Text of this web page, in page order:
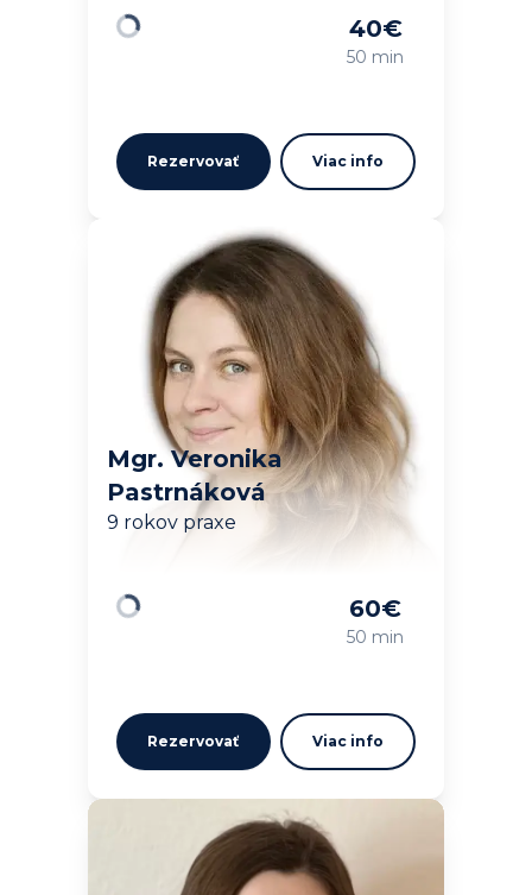
40€
50 min
Rezervovať Viac info
Mgr. Veronika
Pastrnáková
9 rokov praxe
60€
50 min
Rezervovať Viac info